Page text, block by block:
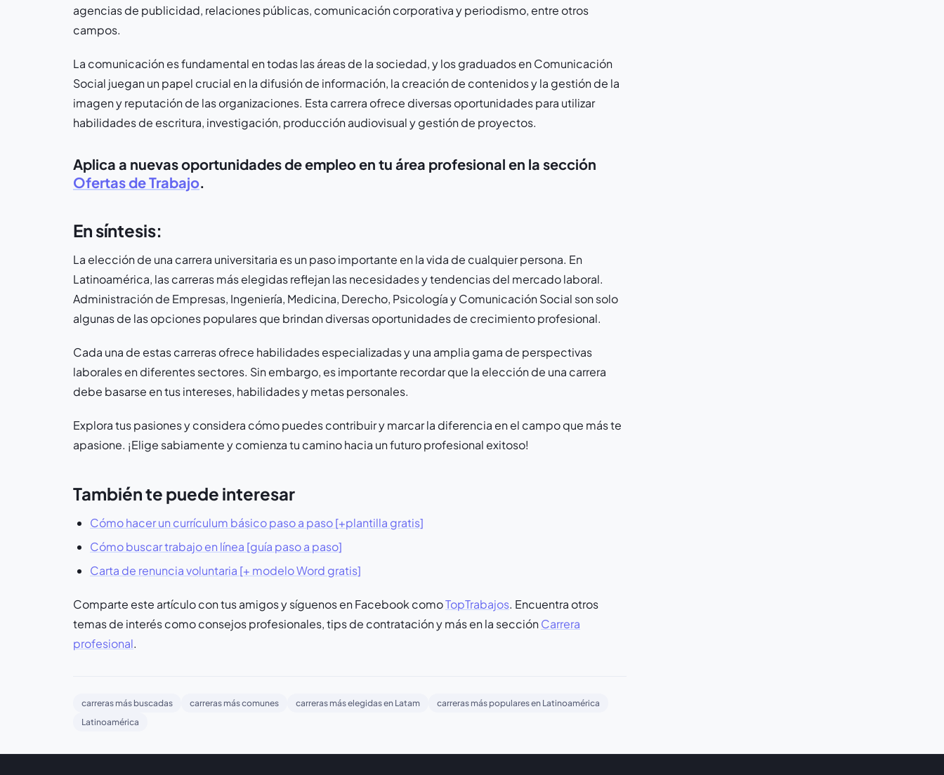
agencias de publicidad, relaciones públicas, comunicación corporativa y periodismo, entre otros
campos.
La comunicación es fundamental en todas las áreas de la sociedad, y los graduados en Comunicación
Social juegan un papel crucial en la difusión de información, la creación de contenidos y la gestión de la
imagen y reputación de las organizaciones. Esta carrera ofrece diversas oportunidades para utilizar
habilidades de escritura, investigación, producción audiovisual y gestión de proyectos.
Aplica a nuevas oportunidades de empleo en tu área profesional en la sección
Ofertas de Trabajo.
En síntesis:
La elección de una carrera universitaria es un paso importante en la vida de cualquier persona. En
Latinoamérica, las carreras más elegidas reflejan las necesidades y tendencias del mercado laboral.
Administración de Empresas, Ingeniería, Medicina, Derecho, Psicología y Comunicación Social son solo
algunas de las opciones populares que brindan diversas oportunidades de crecimiento profesional.
Cada una de estas carreras ofrece habilidades especializadas y una amplia gama de perspectivas
laborales en diferentes sectores. Sin embargo, es importante recordar que la elección de una carrera
debe basarse en tus intereses, habilidades y metas personales.
Explora tus pasiones y considera cómo puedes contribuir y marcar la diferencia en el campo que más te
apasione. ¡Elige sabiamente y comienza tu camino hacia un futuro profesional exitoso!
También te puede interesar
Cómo hacer un currículum básico paso a paso [+plantilla gratis]
Cómo buscar trabajo en línea [guía paso a paso]
Carta de renuncia voluntaria [+ modelo Word gratis]
Comparte este artículo con tus amigos y síguenos en Facebook comoTopTrabajos. Encuentra otros
temas de interés como consejos profesionales, tips de contratación y más en la secciónCarrera
profesional.
carreras más buscadas carreras más comunes carreras más elegidas en Latam
carreras más populares en Latinoamérica
Latinoamérica